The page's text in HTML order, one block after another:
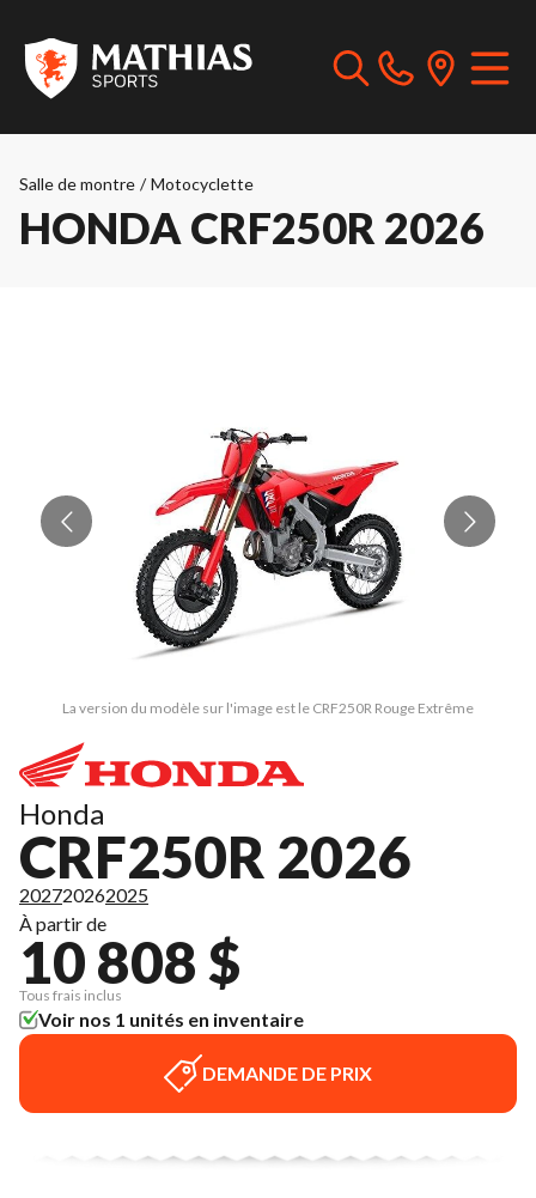
Salle de montre / Motocyclette
HONDA CRF250R 2026
La version du modèle sur l'image est le CRF250R Rouge Extrême
Honda
CRF250R 2026
202720262025
À partir de
10 808 $
Tous frais inclus
Voir nos 1 unités en inventaire
DEMANDE DE PRIX